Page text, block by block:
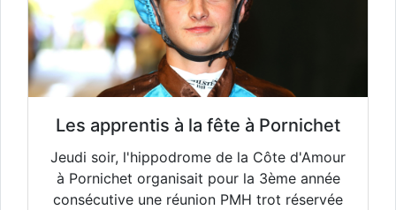
Les apprentis à la fête à Pornichet
Jeudi soir, l'hippodrome de la Côte d'Amour
à Pornichet organisait pour la 3ème année
consécutive une réunion PMH trot réservée